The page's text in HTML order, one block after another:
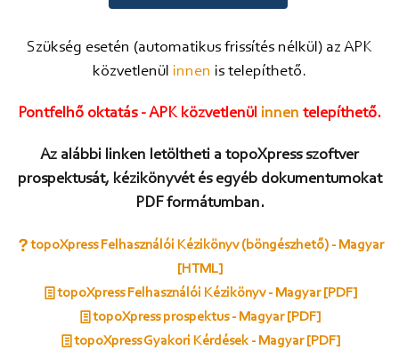
Szükség esetén (automatikus frissítés nélkül) az APK
közvetlenül innen is telepíthető.
Pontfelhő oktatás - APK közvetlenül innen telepíthető.
Az alábbi linken letöltheti a topoXpress szoftver
prospektusát, kézikönyvét és egyéb dokumentumokat
PDF formátumban.
topoXpress Felhasználói Kézikönyv (böngészhető) - Magyar
[HTML]
topoXpress Felhasználói Kézikönyv - Magyar [PDF]
topoXpress prospektus - Magyar [PDF]
topoXpress Gyakori Kérdések - Magyar [PDF]